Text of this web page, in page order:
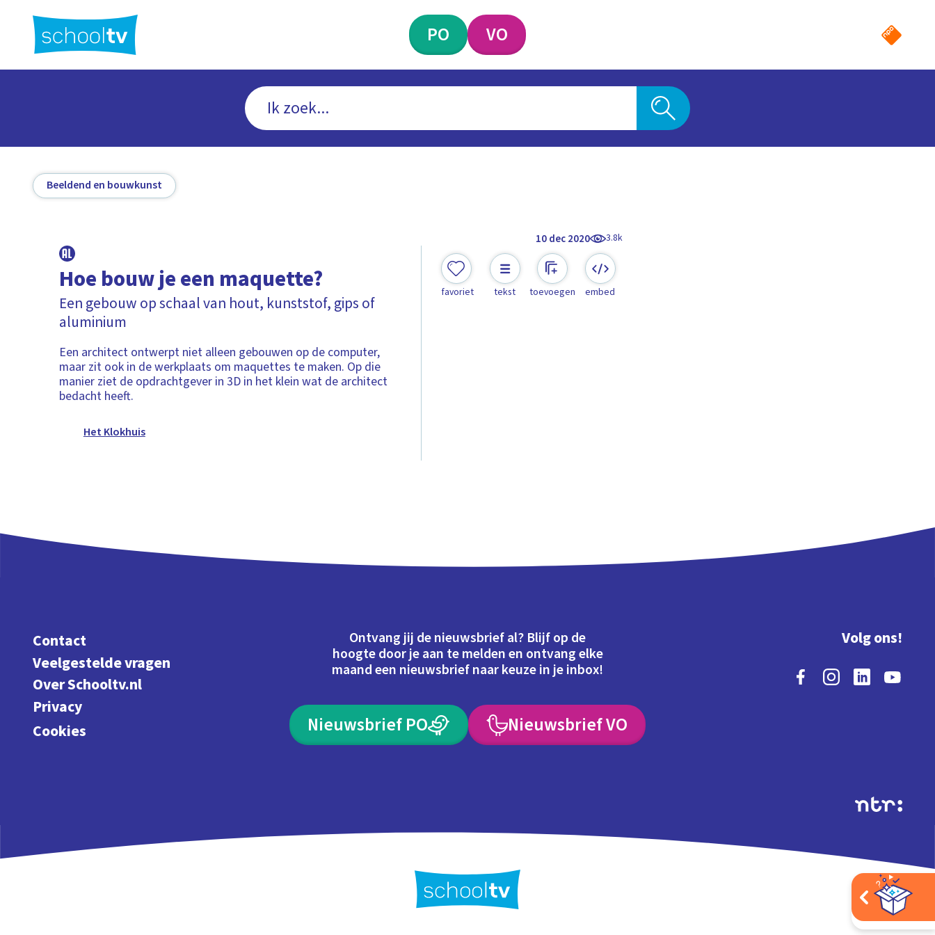
hoofdinhoud
PO VO
Beeldend en bouwkunst
10 dec 2020 3.8k
Hoe bouw je een maquette?
Een gebouw op schaal van hout, kunststof, gips of
aluminium
Een architect ontwerpt niet alleen gebouwen op de computer,
maar zit ook in de werkplaats om maquettes te maken. Op die
manier ziet de opdrachtgever in 3D in het klein wat de architect
bedacht heeft.
Het Klokhuis
favoriet tekst toevoegen embed
Contact
Veelgestelde vragen
Over Schooltv.nl
Privacy
Cookies
Ontvang jij de nieuwsbrief al? Blijf op de
hoogte door je aan te melden en ontvang elke
maand een nieuwsbrief naar keuze in je inbox!
Nieuwsbrief PO Nieuwsbrief VO
Volg ons!
Extra's